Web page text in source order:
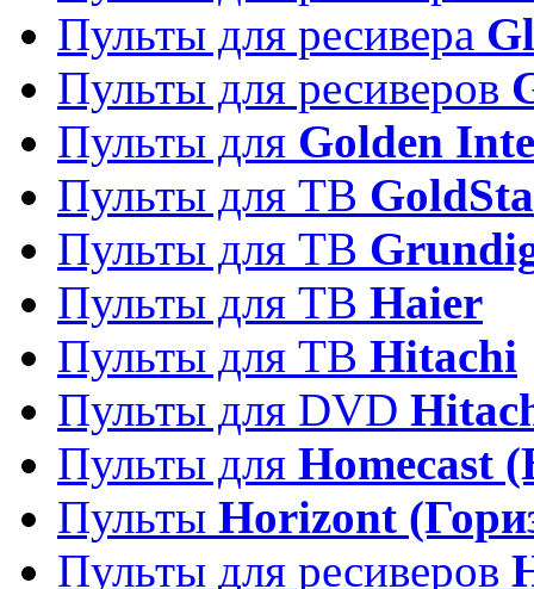
Пульты для ресивера
Пульты для ресиверов
Пульты для Golden
Пульты для ТВ
Пульты для ТВ
Пульты для ТВ Haier
Пульты для ТВ Hitachi
Пульты для DVD
Пульты для Homecast
Пульты Horizont
Пульты для ресиверов